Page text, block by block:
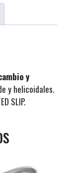
y
y helicoidales.
SLIP.